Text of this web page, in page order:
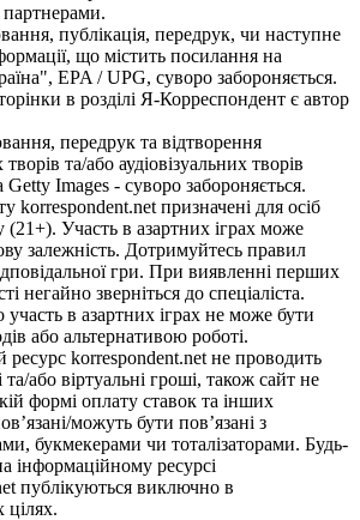
публікація, передрук, чи наступне
що містить посилання на
EPA / UPG, суворо забороняється.
в розділі Я-Корреспондент є автор
передрук та відтворення
та/або аудіовізуальних творів
Images - суворо забороняється.
korrespondent.net призначені для осіб
(21+). Участь в азартних іграх може
залежність. Дотримуйтесь правил
гри. При виявленні перших
негайно зверніться до спеціаліста.
в азартних іграх не може бути
або альтернативою роботі.
ресурс korrespondent.net не проводить
та/або віртуальні гроші, також сайт не
формі оплату ставок та інших
можуть бути пов’язані з
букмекерами чи тоталізаторами. Будь-
інформаційному ресурсі
публікуються виключно в
цілях.